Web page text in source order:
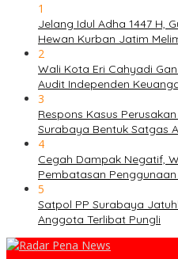
1
Jelang Idul Adha 1447 H,
Hewan Kurban Jatim
2
Wali Kota Eri Cahyadi
Audit Independen
3
Respons Kasus
Surabaya Bentuk Satgas
4
Cegah Dampak Negatif,
Pembatasan
5
Satpol PP Surabaya
Anggota Terlibat Pungli